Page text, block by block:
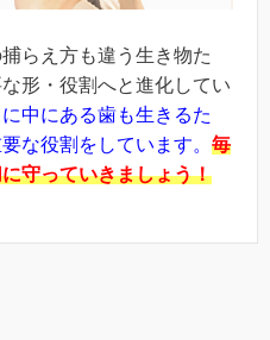
らえ方も違う生き物た
形・役割へと進化してい
中にある歯も生きるた
な役割をしています。 毎
守っていきましょう！